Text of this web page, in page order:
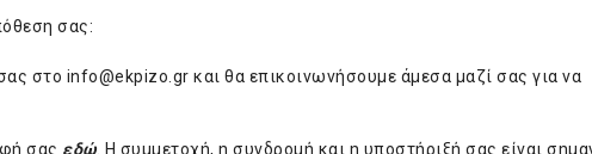
σας:
στο info@ekpizo.gr και θα επικοινωνήσουμε άμεσα μαζί σας για να
σας εδώ. H συμμετοχή, η συνδρομή και η υποστήριξή σας είναι